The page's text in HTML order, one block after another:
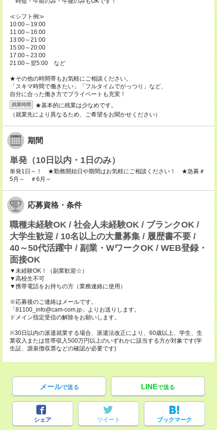
≪シフト例≫
10:00～19:00
11:00～16:00
13:00～21:00
15:00～20:00
17:00～23:00
21:00～翌5:00 など
★その他の時間帯もお気軽にご相談ください。
「スキマ時間で働きたい」「フルタイムでがっつり」など、
自分に合った働き方でプライベートも充実！
残業時間
★基本的に残業は少なめです。
（就業先により異なるため、ご希望をお聞かせください）
期間
単発（10日以内・1日のみ）
単発1日～！ ★勤務開始日や期間はお気軽にご相談ください！ ★急募＃
5月～ ＃6月～
応募資格・条件
職種未経験OK / 社会人未経験OK / ブランクOK /
大学生歓迎 / 10名以上の大量募集 / 履歴書不要 /
40～50代活躍中 / 副業・WワークOK / WEB登録・
面接OK
▼未経験OK！（副業歓迎☆）
▼高校生不可
▼携帯電話をお持ちの方（業務連絡に使用）
※応募後のご連絡はメールです。
「81100_info@cam-com.jp」よりお送りします。
ドメイン指定受信の解除をお願いします。
※30日以内の派遣就業する場合、派遣法改正により、60歳以上、学生、生
業収入または世帯収入500万円以上のいずれかに該当する方が対象です(学
生証、源泉徴収票などの確認が必要です)
メールで送る LINEで送る
シェア ツイート ブックマーク